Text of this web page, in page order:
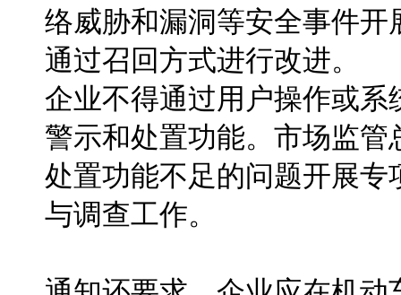
络威胁和漏洞等安全事件
通过召回方式进行改进。
企业不得通过用户操作或
警示和处置功能。市场监
处置功能不足的问题开展
与调查工作。